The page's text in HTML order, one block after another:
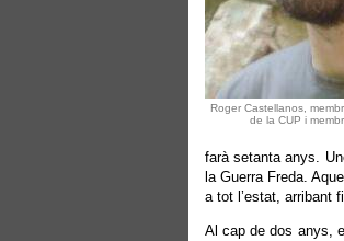
Roger Castellanos,
de la CUP i
farà setanta anys.
la Guerra Freda.
a tot l’estat, arribant
Al cap de dos anys,